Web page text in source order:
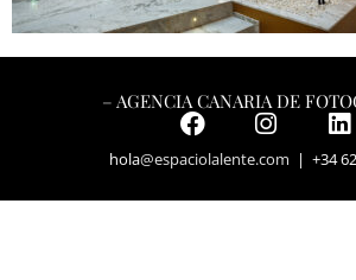
– AGENCIA CANARIA DE
hola@espaciolalente.com | +34